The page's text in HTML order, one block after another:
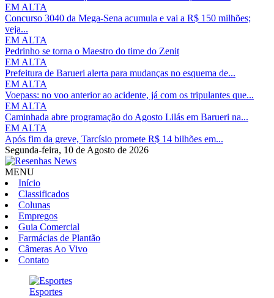
EM ALTA
Concurso 3040 da Mega-Sena acumula e vai a R$ 150 milhões;
veja...
EM ALTA
Pedrinho se torna o Maestro do time do Zenit
EM ALTA
Prefeitura de Barueri alerta para mudanças no esquema de...
EM ALTA
Voepass: no voo anterior ao acidente, já com os tripulantes que...
EM ALTA
Caminhada abre programação do Agosto Lilás em Barueri na...
EM ALTA
Após fim da greve, Tarcísio promete R$ 14 bilhões em...
Segunda-feira, 10 de Agosto de 2026
MENU
Início
Classificados
Colunas
Empregos
Guia Comercial
Farmácias de Plantão
Câmeras Ao Vivo
Contato
Esportes